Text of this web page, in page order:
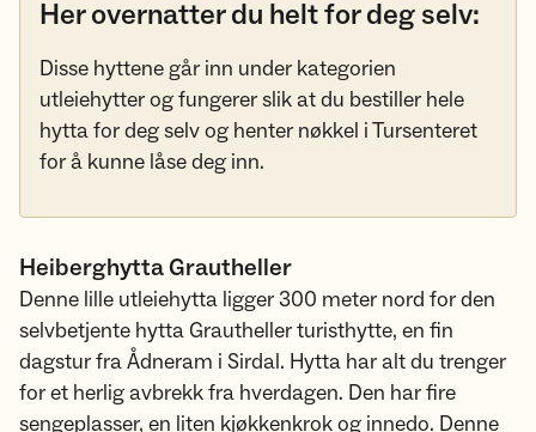
Her overnatter du helt for deg selv:
Disse hyttene går inn under kategorien
utleiehytter og fungerer slik at du bestiller hele
hytta for deg selv og henter nøkkel i Tursenteret
for å kunne låse deg inn.
Heiberghytta Grautheller
Denne lille utleiehytta ligger 300 meter nord for den
selvbetjente hytta Grautheller turisthytte, en fin
dagstur fra Ådneram i Sirdal. Hytta har alt du trenger
for et herlig avbrekk fra hverdagen. Den har fire
sengeplasser, en liten kjøkkenkrok og innedo. Denne